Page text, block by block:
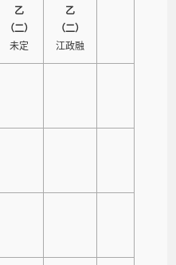
乙
（二）
未定
乙
（二）
江政融